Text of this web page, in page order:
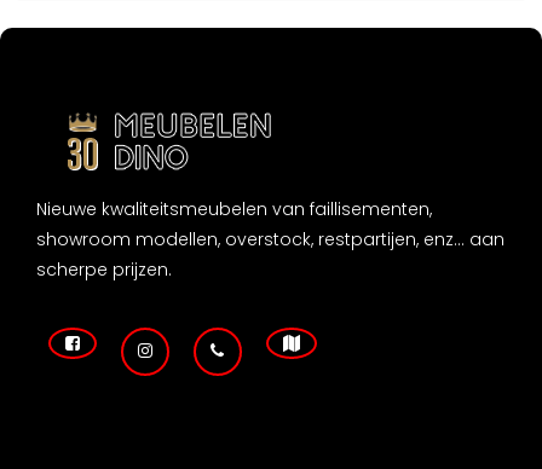
Nieuwe kwaliteitsmeubelen van faillisementen,
showroom modellen, overstock, restpartijen, enz... aan
scherpe prijzen.